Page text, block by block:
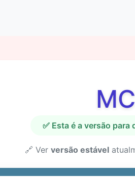
✅ Esta é a versão
🔗 Ver versão estável